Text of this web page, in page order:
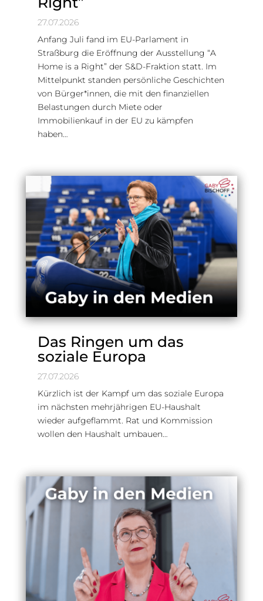
27.07.2026
Anfang Juli fand im EU-Parlament in
Straßburg die Eröffnung der Ausstellung “A
Home is a Right” der S&D-Fraktion statt. Im
Mittelpunkt standen persönliche Geschichten
von Bürger*innen, die mit den finanziellen
Belastungen durch Miete oder
Immobilienkauf in der EU zu kämpfen
haben…
Das Ringen um das
soziale Europa
27.07.2026
Kürzlich ist der Kampf um das soziale Europa
im nächsten mehrjährigen EU-Haushalt
wieder aufgeflammt. Rat und Kommission
wollen den Haushalt umbauen…